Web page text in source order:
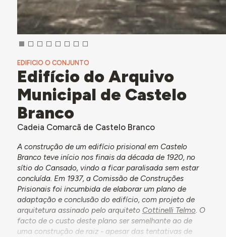
EDIFICIO O CONJUNTO
Edifício do Arquivo
Municipal de Castelo
Branco
Cadeia Comarcã de Castelo Branco
A construção de um edifício prisional em Castelo
Branco teve início nos finais da década de 1920, no
sítio do Cansado, vindo a ficar paralisada sem estar
concluída. Em 1937, a Comissão de Construções
Prisionais foi incumbida de elaborar um plano de
adaptação e conclusão do edifício, com projeto de
arquitetura assinado pelo arquiteto Cottinelli Telmo. O
facto de o custo deste plano ser semelhante ao de
uma construção de raiz - apesar das tentativas de